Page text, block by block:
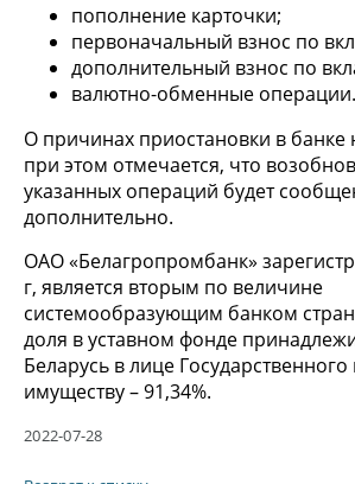
пополнение карточки;
первоначальный взнос по
дополнительный взнос по
валютно-обменные операции.
О причинах приостановки в
при этом отмечается, что
указанных операций будет
дополнительно.
ОАО «Белагропромбанк»
г, является вторым по величине
системообразующим банком
доля в уставном фонде
Беларусь в лице
имуществу – 91,34%.
2022-07-28